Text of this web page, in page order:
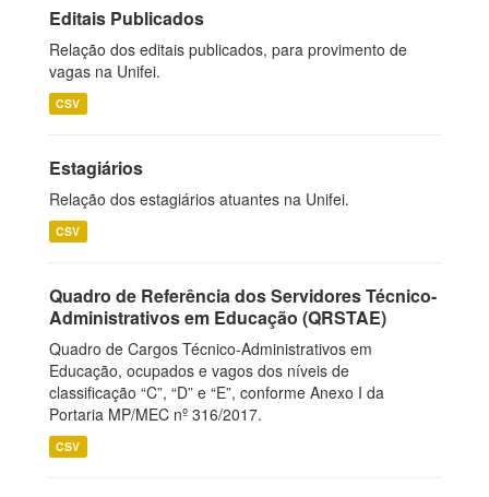
Editais Publicados
Relação dos editais publicados, para provimento de
vagas na Unifei.
CSV
Estagiários
Relação dos estagiários atuantes na Unifei.
CSV
Quadro de Referência dos Servidores Técnico-
Administrativos em Educação (QRSTAE)
Quadro de Cargos Técnico-Administrativos em
Educação, ocupados e vagos dos níveis de
classificação “C”, “D” e “E”, conforme Anexo I da
Portaria MP/MEC nº 316/2017.
CSV